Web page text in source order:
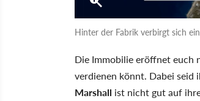
Hinter der Fabrik verbirgt sich
Die Immobilie eröffnet euch
verdienen könnt. Dabei seid
Marshall ist nicht gut auf